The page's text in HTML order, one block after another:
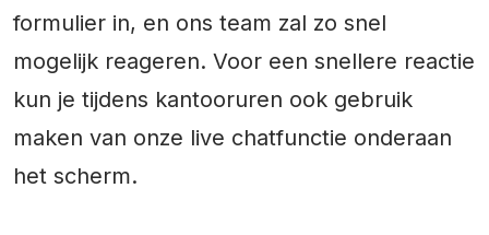
formulier in, en ons team zal zo snel
mogelijk reageren. Voor een snellere reactie
kun je tijdens kantooruren ook gebruik
maken van onze live chatfunctie onderaan
het scherm.